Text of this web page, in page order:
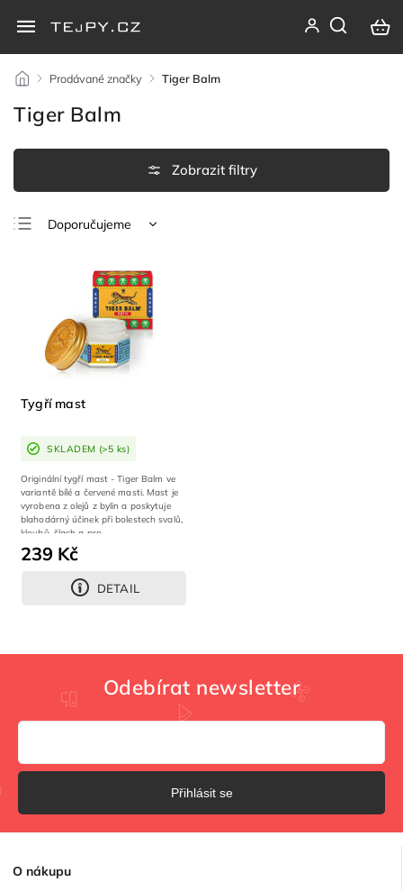
/ Prodávané značky / Tiger Balm
Tiger Balm
Doporučujeme
Nejdražší
Nejprodávanější
Abecedně
Tygří mast
SKLADEM (>5 ks)
239 Kč
DETAIL
Originální tygří mast - Tiger Balm ve
variantě bílé a červené masti. Mast je
vyrobena z olejů z bylin a poskytuje
blahodárný účinek při bolestech svalů,
kloubů, šlach a pro...
O nákupu
Odebírat newsletter
Přihlásit se